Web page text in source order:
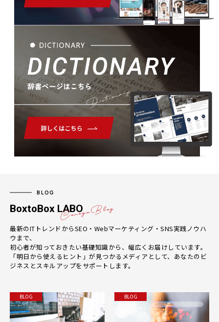
Dictionary
BLOG
BoxtoBox LABO
最新のITトレンドからSEO・Webマーケティング・SNS実践ノウハ
ウまで、
初心者が知っておきたい基礎知識から、幅広くお届けしています。
「明日から使えるヒント」が見つかるメディアとして、あなたのビ
ジネスとスキルアップをサポートします。
BLOG BLOG